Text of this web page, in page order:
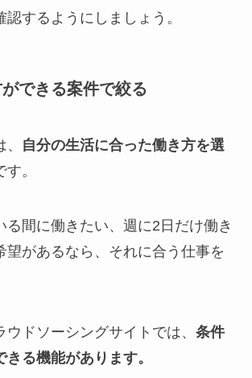
するようにしましょう。
できる案件で絞る
自分の生活に合った働き方を選
。
る間に働きたい、週に2日だけ働き
望があるなら、それに合う仕事を
ウドソーシングサイトでは、 条件
る機能があります。